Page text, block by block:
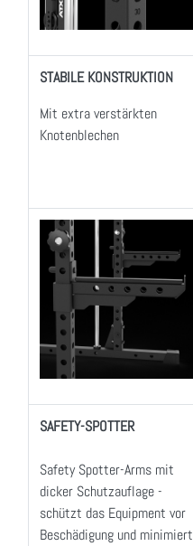
STABILE KONSTRUKTION
Mit extra verstärkten
Knotenblechen
SAFETY-SPOTTER
Safety Spotter-Arms mit
dicker Schutzauflage -
schützt das Equipment vor
Beschädigung und minimiert